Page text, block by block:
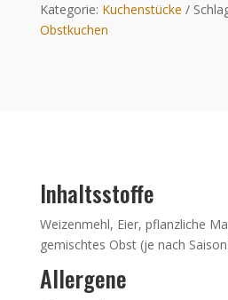
Kategorie: Kuchenstücke
Obstkuchen
Inhaltsstoffe
Weizenmehl, Eier, pflanzliche
gemischtes Obst (je nach
Allergene